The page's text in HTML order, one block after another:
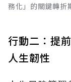
務化」的關鍵轉折
行動二：提
人生韌性